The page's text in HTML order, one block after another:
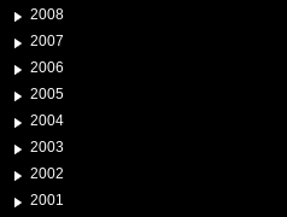
2008
2007
2006
2005
2004
2003
2002
2001